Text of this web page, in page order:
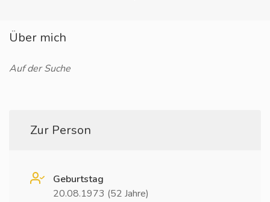
Über mich
Auf der Suche
Zur Person
Geburtstag
20.08.1973 (52 Jahre)